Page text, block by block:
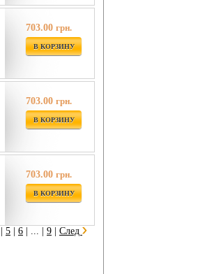
703.00 грн.
В КОРЗИНУ
703.00 грн.
В КОРЗИНУ
703.00 грн.
В КОРЗИНУ
5 6 ... | 9 След